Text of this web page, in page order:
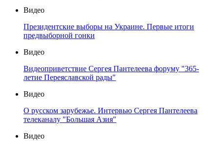
Видео
Президентские выборы на Украине. Первые итоги
предвыборной гонки
Видео
Видеоприветствие Сергея Пантелеева форуму "365-
летие Переяславской рады"
Видео
О русском зарубежье. Интервью Сергея Пантелеева
телеканалу "Большая Азия"
Видео